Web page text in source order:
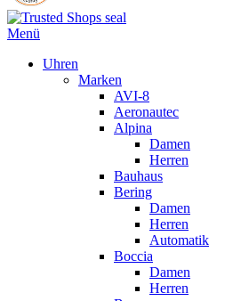
Menü
Uhren
Marken
AVI-8
Aeronautec
Alpina
Damen
Herren
Bauhaus
Bering
Damen
Herren
Automatik
Boccia
Damen
Herren